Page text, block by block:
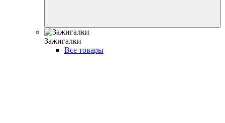
Зажигалки
Все товары